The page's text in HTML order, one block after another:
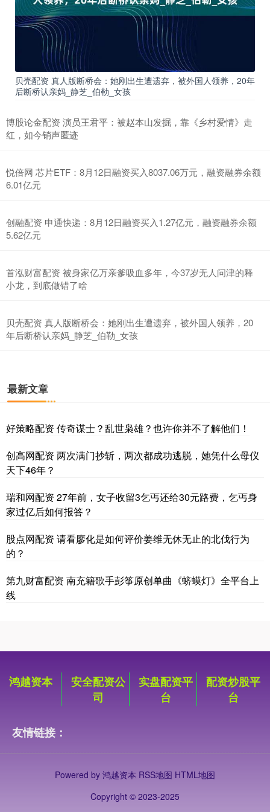
贝壳配资 真人版断桥会：她刚出生遭遗弃，被外国人领养，20年
后断桥认亲妈_静芝_伯勒_女孩
博股论金配资 演员王君平：被赵本山发掘，靠《乡村爱情》走
红，如今销声匿迹
悦倍网 芯片ETF：8月12日融资买入8037.06万元，融资融券余额
6.01亿元
创融配资 申通快递：8月12日融资买入1.27亿元，融资融券余额
5.62亿元
首泓财富配资 被身家亿万亲爹吸血多年，今37岁无人问津的释
小龙，到底做错了啥
贝壳配资 真人版断桥会：她刚出生遭遗弃，被外国人领养，20
年后断桥认亲妈_静芝_伯勒_女孩
最新文章
好策略配资 传奇谋士？乱世枭雄？也许你并不了解他们！
创高网配资 两次满门抄斩，两次都成功逃脱，她凭什么母仪
天下46年？
瑞和网配资 27年前，女子收留3乞丐还给30元路费，乞丐身
家过亿后如何报答？
股点网配资 请看廖化是如何评价姜维无休无止的北伐行为
的？
第九财富配资 南充籍歌手彭筝原创单曲《蛴蟆灯》全平台上
线
鸿越资本
安全配资公
司
实盘配资平
台
配资炒股平
台
友情链接：
Powered by 鸿越资本 RSS地图 HTML地图
Copyright © 2023-2025